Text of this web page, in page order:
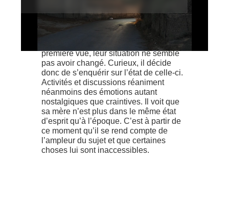
Lors d'un été, plusieurs années après
que sa mère lui eût confié ses difficultés
amoureuses avec son père, un jeune
homme filme ses parents souhaitant
s’enquérir de l’état de leur relation. À
première vue, leur situation ne semble
pas avoir changé. Curieux, il décide
donc de s’enquérir sur l’état de celle-ci.
Activités et discussions réaniment
néanmoins des émotions autant
nostalgiques que craintives. Il voit que
sa mère n’est plus dans le même état
d’esprit qu’à l’époque. C’est à partir de
ce moment qu’il se rend compte de
l’ampleur du sujet et que certaines
choses lui sont inaccessibles.